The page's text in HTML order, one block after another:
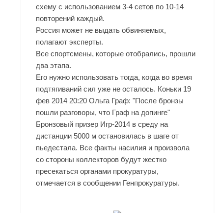
схему с использованием 3-4 сетов по 10-14
повторений каждый.
Россия может не выдать обвиняемых,
полагают эксперты.
Все спортсмены, которые отобрались, прошли
два этапа.
Его нужно использовать тогда, когда во время
подтягиваний сил уже не осталось. Коньки 19
фев 2014 20:20 Ольга Граф: "После бронзы
пошли разговоры, что Граф на допинге"
Бронзовый призер Игр-2014 в среду на
дистанции 5000 м остановилась в шаге от
пьедестала. Все факты насилия и произвола
со стороны коллекторов будут жестко
пресекаться органами прокуратуры,
отмечается в сообщении Генпрокуратуры.